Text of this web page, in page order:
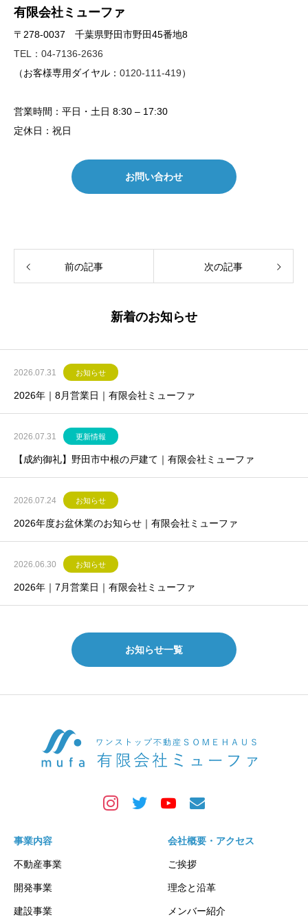
有限会社ミューファ
〒278-0037 千葉県野田市野田45番地8
TEL：04-7136-2636
（お客様専用ダイヤル： 0120-111-419）
営業時間：平日・土日 8:30 – 17:30
定休日：祝日
お問い合わせ
前の記事 次の記事
新着のお知らせ
2026.07.31 お知らせ
2026年｜8月営業日｜有限会社ミューファ
2026.07.31 更新情報
【成約御礼】野田市中根の戸建て｜有限会社ミューファ
2026.07.24 お知らせ
2026年度お盆休業のお知らせ｜有限会社ミューファ
2026.06.30 お知らせ
2026年｜7月営業日｜有限会社ミューファ
お知らせ一覧
事業内容
不動産事業
開発事業
建設事業
会社概要・アクセス
ご挨拶
理念と沿革
メンバー紹介